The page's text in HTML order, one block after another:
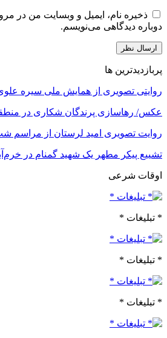
ذخیره نام، ایمیل و وبسایت من در
دوباره دیدگاهی می‌نویسم.
پربازدیدترین ها
روایتی تصویری از همایش ملی سیره
عکس/ رهاسازی پرندگان شکاری در
روایت تصویری امید لرستان از مراسم
تشییع پیکر مطهر یک شهید گمنام در
اوقات شرعی
* تبلیغات *
* تبلیغات *
* تبلیغات *